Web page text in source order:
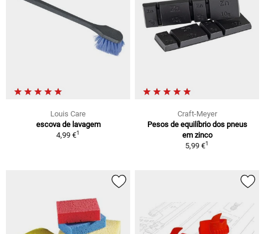
Louis Care
escova de lavagem
4,99 €1
Craft-Meyer
Pesos de equilíbrio dos pneus
em zinco
5,99 €1